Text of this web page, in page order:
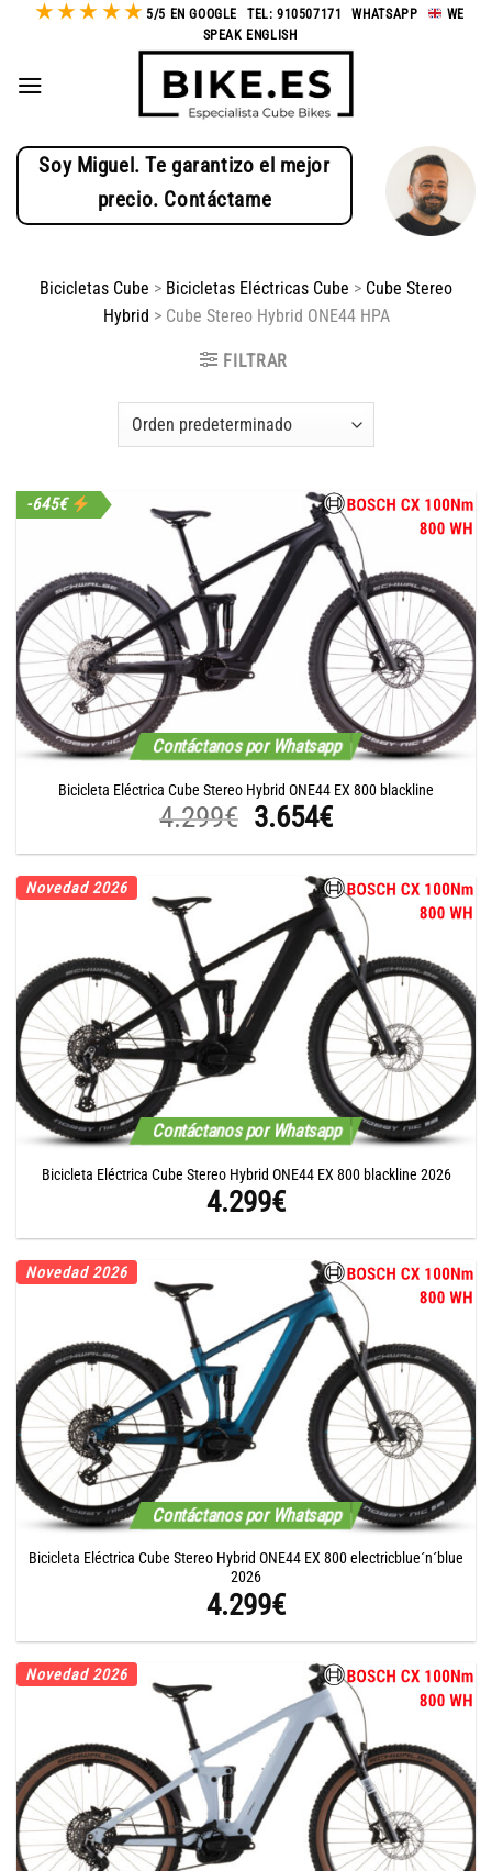
Saltar★ ★ ★ ★★ 5/5 EN GOOGLE TEL: 910507171 -WHATSAPP
WE
SPEAK ENGLISH
Soy Miguel. Te garantizo el mejor
precio. Contáctame
Bicicletas Cube > Bicicletas Eléctricas Cube > Cube Stereo
Hybrid >Cube Stereo Hybrid ONE44 HPA
FILTRAR
Contáctanos por Whatsapp
-645€
Bicicleta Eléctrica Cube Stereo Hybrid ONE44 EX 800 blackline
4.299€ El
precio
original
4.299€.
3.654€El
precio
actual
es:
3.654€.
Contáctanos por Whatsapp
Novedad 2026
Bicicleta Eléctrica Cube Stereo Hybrid ONE44 EX 800 blackline 2026
4.299€
Contáctanos por Whatsapp
Novedad 2026
Bicicleta Eléctrica Cube Stereo Hybrid ONE44 EX 800 electricblue´n´blue
2026
4.299€
Novedad 2026